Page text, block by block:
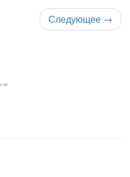
Следующее →